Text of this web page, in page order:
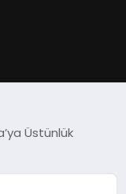
Üstünlük